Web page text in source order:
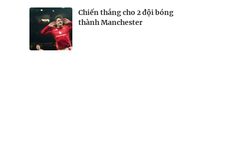
Chiến thắng cho 2 đội bóng
thành Manchester